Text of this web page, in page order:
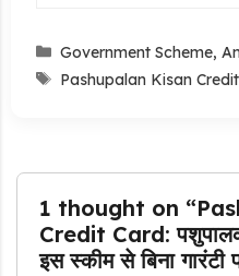
Categories
Government Scheme,
Tags
Pashupalan Kisan
1 thought on
Credit Card:
इस स्कीम से बिना